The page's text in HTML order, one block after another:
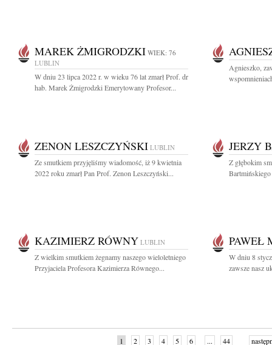
MAREK ŻMIGRODZKI WIEK: 76
LUBLIN
W dniu 23 lipca 2022 r. w wieku 76 lat zmarł Prof. dr
hab. Marek Żmigrodzki Emerytowany Profesor...
Agnieszko,
ZENON LESZCZYŃSKI LUBLIN
Ze smutkiem przyjęliśmy wiadomość, iż 9 kwietnia
2022 roku zmarł Pan Prof. Zenon Leszczyński...
JERZY
Z głębokim
KAZIMIERZ RÓWNY LUBLIN
Z wielkim smutkiem żegnamy naszego wieloletniego
Przyjaciela Profesora Kazimierza Równego...
PAWEŁ
W dniu 8
zawsze nasz
1 2 3 4 5 6 ... 44